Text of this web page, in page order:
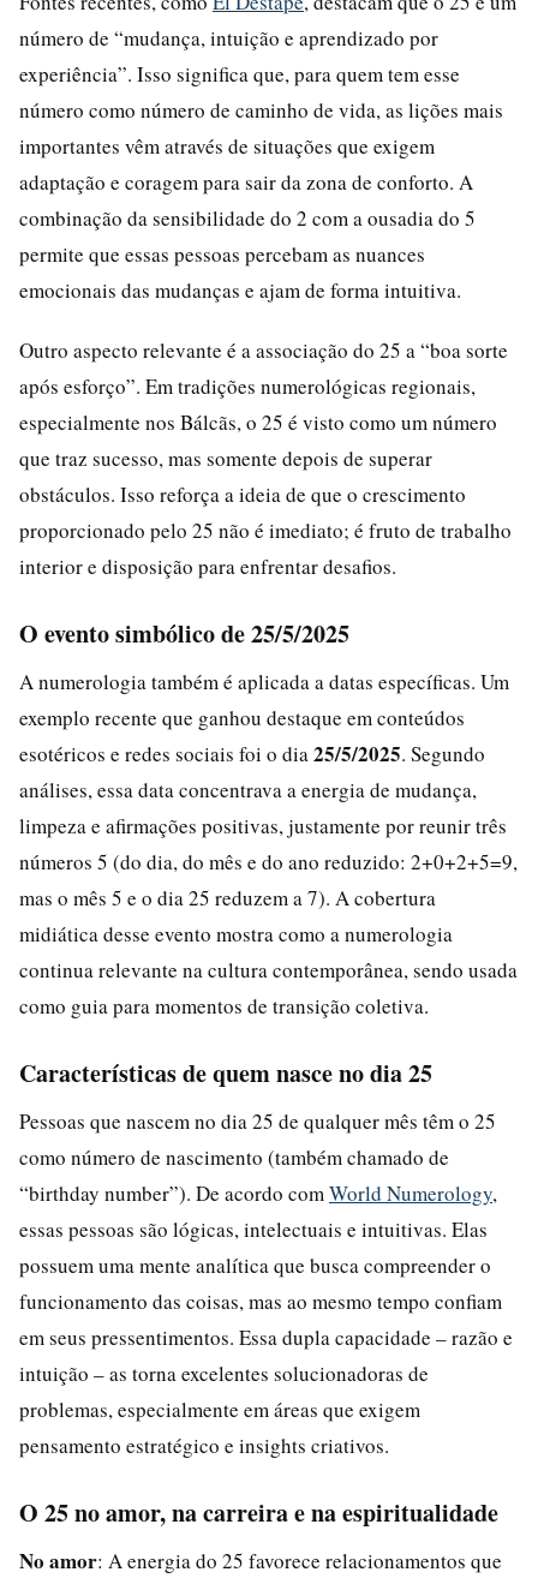
número de “mudança, intuição e aprendizado por
experiência”. Isso significa que, para quem tem esse
número como número de caminho de vida, as lições mais
importantes vêm através de situações que exigem
adaptação e coragem para sair da zona de conforto. A
combinação da sensibilidade do 2 com a ousadia do 5
permite que essas pessoas percebam as nuances
emocionais das mudanças e ajam de forma intuitiva.
Outro aspecto relevante é a associação do 25 a “boa sorte
após esforço”. Em tradições numerológicas regionais,
especialmente nos Bálcãs, o 25 é visto como um número
que traz sucesso, mas somente depois de superar
obstáculos. Isso reforça a ideia de que o crescimento
proporcionado pelo 25 não é imediato; é fruto de trabalho
interior e disposição para enfrentar desafios.
O evento simbólico de 25/5/2025
A numerologia também é aplicada a datas específicas. Um
exemplo recente que ganhou destaque em conteúdos
esotéricos e redes sociais foi o dia 25/5/2025. Segundo
análises, essa data concentrava a energia de mudança,
limpeza e afirmações positivas, justamente por reunir três
números 5 (do dia, do mês e do ano reduzido: 2+0+2+5=9,
mas o mês 5 e o dia 25 reduzem a 7). A cobertura
midiática desse evento mostra como a numerologia
continua relevante na cultura contemporânea, sendo usada
como guia para momentos de transição coletiva.
Características de quem nasce no dia 25
Pessoas que nascem no dia 25 de qualquer mês têm o 25
como número de nascimento (também chamado de
“birthday number”). De acordo com World Numerology,
essas pessoas são lógicas, intelectuais e intuitivas. Elas
possuem uma mente analítica que busca compreender o
funcionamento das coisas, mas ao mesmo tempo confiam
em seus pressentimentos. Essa dupla capacidade – razão e
intuição – as torna excelentes solucionadoras de
problemas, especialmente em áreas que exigem
pensamento estratégico e insights criativos.
O 25 no amor, na carreira e na espiritualidade
No amor: A energia do 25 favorece relacionamentos que